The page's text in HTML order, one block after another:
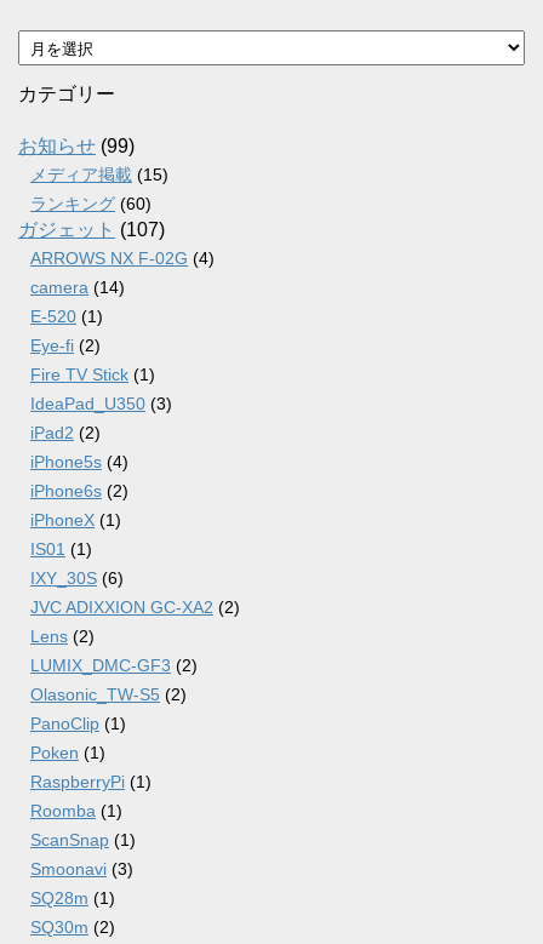
ア
ー
カ
ブ
カテゴリー
お知らせ (99)
メディア掲載 (15)
ランキング (60)
ガジェット (107)
ARROWS NX F-02G (4)
camera (14)
E-520 (1)
Eye-fi (2)
Fire TV Stick (1)
IdeaPad_U350 (3)
iPad2 (2)
iPhone5s (4)
iPhone6s (2)
iPhoneX (1)
IS01 (1)
IXY_30S (6)
JVC ADIXXION GC-XA2 (2)
Lens (2)
LUMIX_DMC-GF3 (2)
Olasonic_TW-S5 (2)
PanoClip (1)
Poken (1)
RaspberryPi (1)
Roomba (1)
ScanSnap (1)
Smoonavi (3)
SQ28m (1)
SQ30m (2)